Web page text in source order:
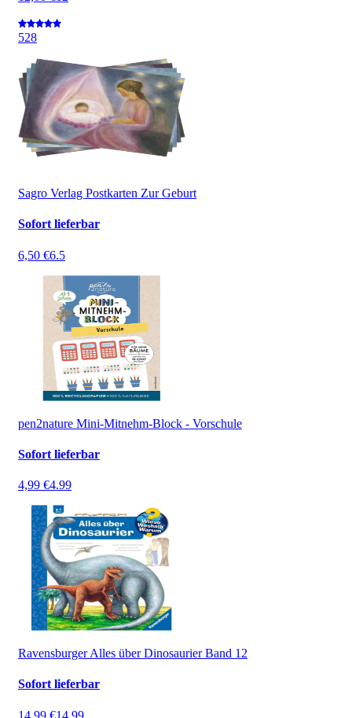
528
Sagro Verlag Postkarten Zur Geburt
Sofort lieferbar
6,50 €6.5
pen2nature Mini-Mitnehm-Block - Vorschule
Sofort lieferbar
4,99 €4.99
Ravensburger Alles über Dinosaurier Band 12
Sofort lieferbar
14,99 €14.99